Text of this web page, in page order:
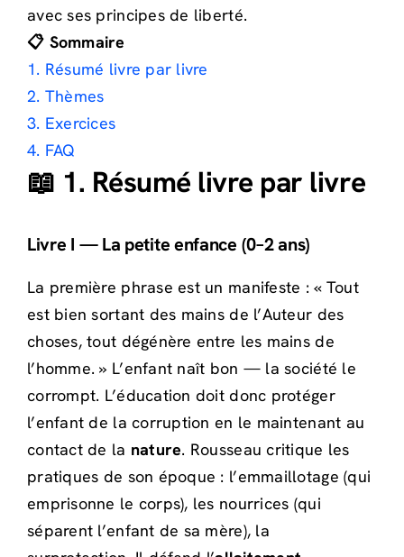
avec ses principes de liberté.
📋 Sommaire
1. Résumé livre par livre
2. Thèmes
3. Exercices
4. FAQ
📖 1. Résumé livre par livre
Livre I — La petite enfance (0–2 ans)
La première phrase est un manifeste : « Tout
est bien sortant des mains de l’Auteur des
choses, tout dégénère entre les mains de
l’homme. » L’enfant naît bon — la société le
corrompt. L’éducation doit donc protéger
l’enfant de la corruption en le maintenant au
contact de la nature. Rousseau critique les
pratiques de son époque : l’emmaillotage (qui
emprisonne le corps), les nourrices (qui
séparent l’enfant de sa mère), la